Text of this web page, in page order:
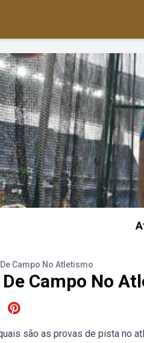
Campo No Atletismo
Campo No
são as provas de pista no